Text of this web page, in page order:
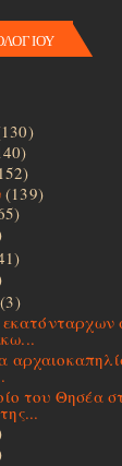
(139)
(3)
του Θησέα